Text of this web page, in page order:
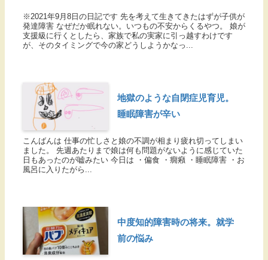
※2021年9月8日の日記です 先を考えて生きてきたはずが子供が
発達障害 なぜだか眠れない。いつもの不安からくるやつ。 娘が
支援級に行くとしたら、家族で私の実家に引っ越すわけです
が、そのタイミングで今の家どうしようかなっ...
地獄のような自閉症児育児。
睡眠障害が辛い
こんばんは 仕事の忙しさと娘の不調が相まり疲れ切ってしまい
ました。 先週あたりまで娘は何も問題がないように感じていた
日もあったのが嘘みたい 今日は ・偏食 ・癇癪 ・睡眠障害 ・お
風呂に入りたがら...
中度知的障害時の将来。就学
前の悩み